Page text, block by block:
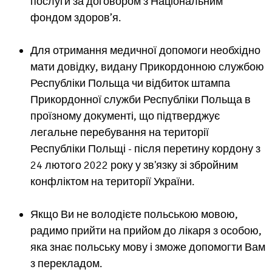
фондом здоров’я.
Для отримання медичної допомоги необхідно
мати довідку, видану Прикордонною службою
Республіки Польща чи відбиток штампа
Прикордонної служби Республіки Польща в
проїзному документі, що підтверджує
легальне перебування на території
Республіки Польщі - після перетину кордону з
24 лютого 2022 року у зв'язку зі збройним
конфліктом на території України.
Якщо Ви не володієте польською мовою,
радимо прийти на прийом до лікаря з особою,
яка знає польську мову і зможе допомогти Вам
з перекладом.